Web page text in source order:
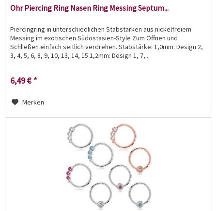
Ohr Piercing Ring Nasen Ring Messing Septum...
Piercingring in unterschiedlichen Stabstärken aus nickelfreiem
Messing im exotischen Südostasien-Style Zum Öffnen und
Schließen einfach seitlich verdrehen. Stabstärke: 1,0mm: Design 2,
3, 4, 5, 6, 8, 9, 10, 13, 14, 15 1,2mm: Design 1, 7,...
6,49 € *
Merken